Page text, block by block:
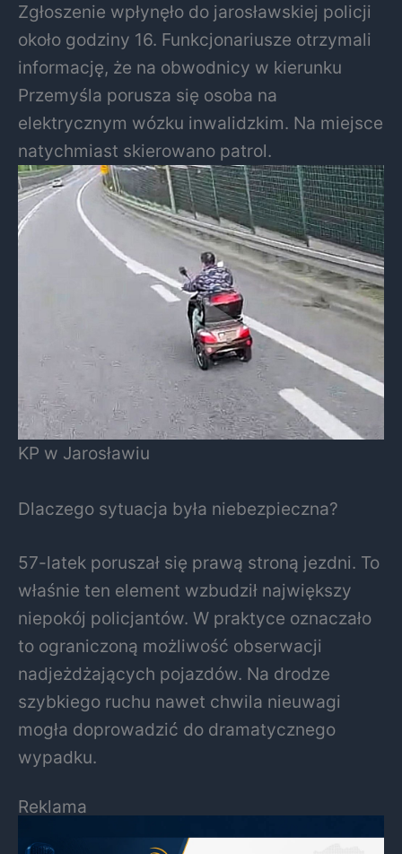
Zgłoszenie wpłynęło do jarosławskiej policji
około godziny 16. Funkcjonariusze otrzymali
informację, że na obwodnicy w kierunku
Przemyśla porusza się osoba na
elektrycznym wózku inwalidzkim. Na miejsce
natychmiast skierowano patrol.
KP w Jarosławiu
Dlaczego sytuacja była niebezpieczna?
57-latek poruszał się prawą stroną jezdni. To
właśnie ten element wzbudził największy
niepokój policjantów. W praktyce oznaczało
to ograniczoną możliwość obserwacji
nadjeżdżających pojazdów. Na drodze
szybkiego ruchu nawet chwila nieuwagi
mogła doprowadzić do dramatycznego
wypadku.
Reklama